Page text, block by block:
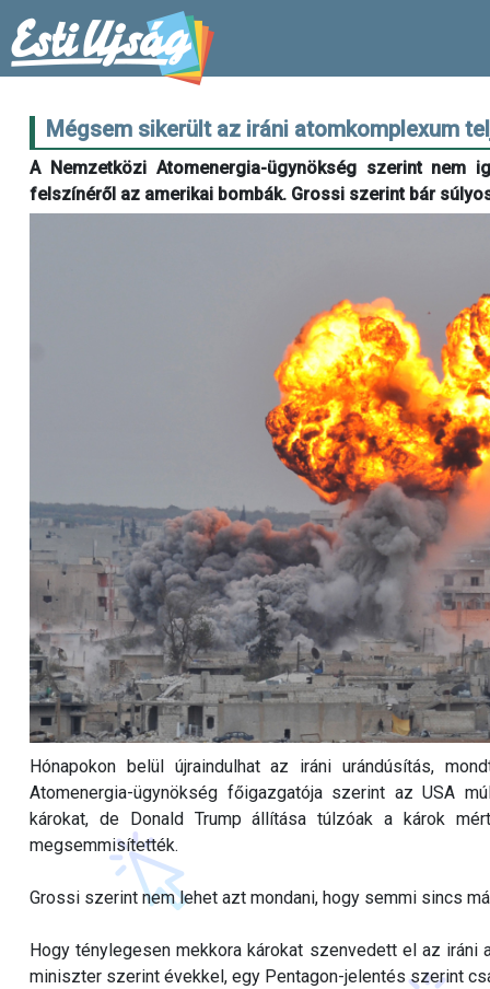
Mégsem sikerült az iráni atomkomplexum
A Nemzetközi Atomenergia-ügynökség szerint
felszínéről az amerikai bombák. Grossi szerint bár
Hónapokon belül újraindulhat az iráni urándúsítás,
Atomenergia-ügynökség főigazgatója szerint az USA
károkat, de Donald Trump állítása túlzóak a károk
megsemmisítették.
Grossi szerint nem lehet azt mondani, hogy semmi sincs
Hogy ténylegesen mekkora károkat szenvedett el az
miniszter szerint évekkel, egy Pentagon-jelentés szerint